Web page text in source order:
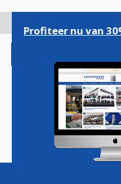
gaan
Magazine
Profiteer nu van